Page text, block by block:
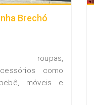
Brechó
roupas,
como
móveis e